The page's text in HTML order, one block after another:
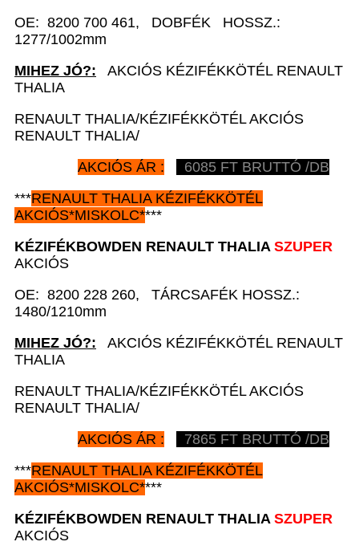
OE: 8200 700 461, DOBFÉK HOSSZ.:
1277/1002mm
MIHEZ JÓ?: AKCIÓS KÉZIFÉKKÖTÉL RENAULT
THALIA
RENAULT THALIA/KÉZIFÉKKÖTÉL AKCIÓS
RENAULT THALIA/
AKCIÓS ÁR :
6085 FT BRUTTÓ /DB
***RENAULT THALIA KÉZIFÉKKÖTÉL
AKCIÓS*MISKOLC****
KÉZIFÉKBOWDEN RENAULT THALIA SZUPER
AKCIÓS
OE: 8200 228 260, TÁRCSAFÉK HOSSZ.:
1480/1210mm
MIHEZ JÓ?: AKCIÓS KÉZIFÉKKÖTÉL RENAULT
THALIA
RENAULT THALIA/KÉZIFÉKKÖTÉL AKCIÓS
RENAULT THALIA/
AKCIÓS ÁR :
7865 FT BRUTTÓ /DB
***RENAULT THALIA KÉZIFÉKKÖTÉL
AKCIÓS*MISKOLC****
KÉZIFÉKBOWDEN RENAULT THALIA SZUPER
AKCIÓS